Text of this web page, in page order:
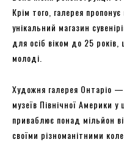
Крім того, галерея
унікальний магазин
для осіб віком до 25
молоді.
Художня галерея Онтаріо
музеїв Північної Америки
приваблює понад мільйон
своїми різноманітними